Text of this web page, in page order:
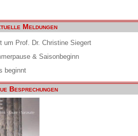
Meldungen
um Prof. Dr. Christine Siegert
& Saisonbeginn
beginnt
Besprechungen